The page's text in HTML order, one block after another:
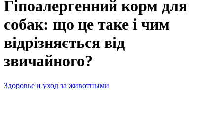
Гіпоалергенний корм для
собак: що це таке і чим
відрізняється від
звичайного?
Здоровье и уход за животными